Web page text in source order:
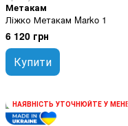
Метакам
Ліжко Метакам Marko 1
6 120 грн
Купити